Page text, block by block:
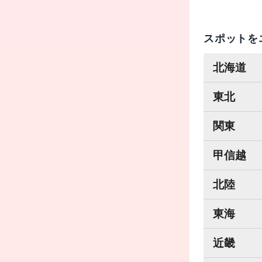
スポット
北海道
東北
関東
甲信越
北陸
東海
近畿